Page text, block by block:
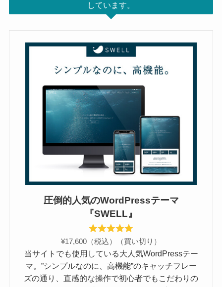
しています。
圧倒的人気のWordPressテーマ
『SWELL』
¥17,600（税込）（買い切り）
当サイトでも使用している大人気WordPressテー
マ。”シンプルなのに、高機能”のキャッチフレー
ズの通り、直感的な操作で初心者でもこだわりの